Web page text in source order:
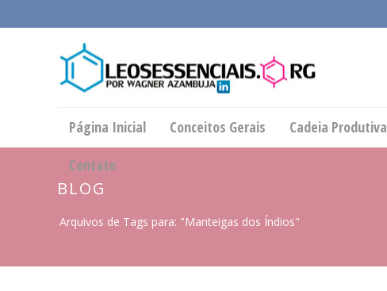
Página Inicial Conceitos Gerais Cadeia Produtiva
Contato
BLOG
Arquivos de Tags para: "Manteigas dos Índios"